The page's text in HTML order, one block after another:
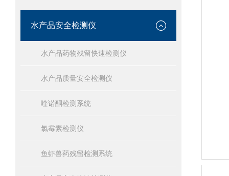
水产品安全检测仪
水产品药物残留快速检测仪
水产品质量安全检测仪
喹诺酮检测系统
氯霉素检测仪
鱼虾兽药残留检测系统